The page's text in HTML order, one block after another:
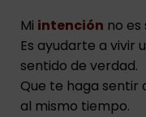
Mi intención no
Es ayudarte a vivir
sentido de verdad.
Que te haga sentir
al mismo tiempo.